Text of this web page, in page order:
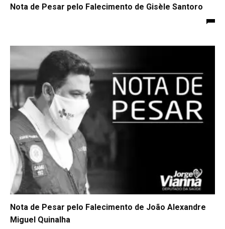
Nota de Pesar pelo Falecimento de Gisèle Santoro
Nota de Pesar pelo Falecimento de João Alexandre
Miguel Quinalha